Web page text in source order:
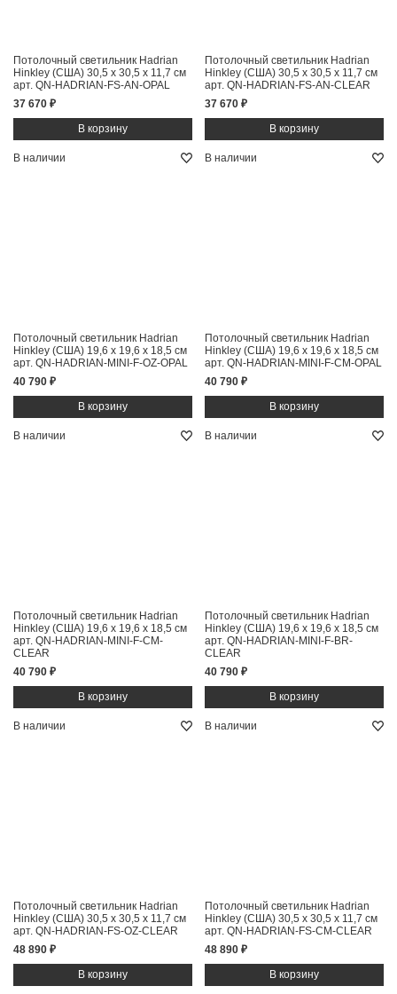
Потолочный светильник Hadrian
Hinkley (США) 30,5 x 30,5 x 11,7 см
арт. QN-HADRIAN-FS-AN-OPAL
37 670 ₽
Потолочный светильник Hadrian
Hinkley (США) 30,5 x 30,5 x 11,7 см
арт. QN-HADRIAN-FS-AN-CLEAR
37 670 ₽
В наличии
Потолочный светильник Hadrian
Hinkley (США) 19,6 x 19,6 x 18,5 см
арт. QN-HADRIAN-MINI-F-OZ-OPAL
40 790 ₽
В наличии
Потолочный светильник Hadrian
Hinkley (США) 19,6 x 19,6 x 18,5 см
арт. QN-HADRIAN-MINI-F-CM-OPAL
40 790 ₽
В наличии
Потолочный светильник Hadrian
Hinkley (США) 19,6 x 19,6 x 18,5 см
арт. QN-HADRIAN-MINI-F-CM-
CLEAR
40 790 ₽
В наличии
Потолочный светильник Hadrian
Hinkley (США) 19,6 x 19,6 x 18,5 см
арт. QN-HADRIAN-MINI-F-BR-
CLEAR
40 790 ₽
В наличии
Потолочный светильник Hadrian
Hinkley (США) 30,5 x 30,5 x 11,7 см
арт. QN-HADRIAN-FS-OZ-CLEAR
48 890 ₽
В наличии
Потолочный светильник Hadrian
Hinkley (США) 30,5 x 30,5 x 11,7 см
арт. QN-HADRIAN-FS-CM-CLEAR
48 890 ₽